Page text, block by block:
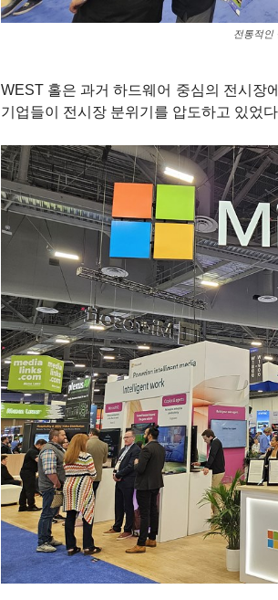
전통적인
WEST 홀은 과거 하드웨어 중심의 전시장
기업들이 전시장 분위기를 압도하고 있었